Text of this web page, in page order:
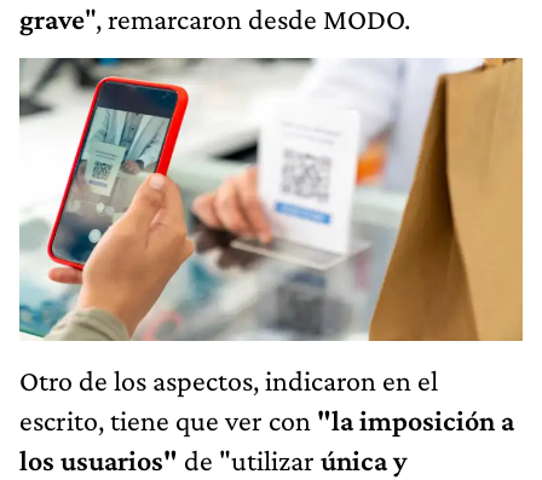
grave", remarcaron desde MODO.
Otro de los aspectos, indicaron en el
escrito, tiene que ver con "la imposición a
los usuarios" de "utilizar única y